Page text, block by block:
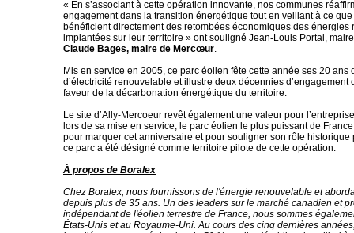
« En s’associant à cette opération innovante, nos communes
engagement dans la transition énergétique tout en veillant à ce
bénéficient directement des retombées économiques des énergies
implantées sur leur territoire » ont souligné Jean-Louis Portal,
Claude Bages, maire de Mercœur.
Mis en service en 2005, ce parc éolien fête cette année ses 20 ans
d’électricité renouvelable et illustre deux décennies d’engagement
faveur de la décarbonation énergétique du territoire.
Le site d’Ally-Mercoeur revêt également une valeur pour
lors de sa mise en service, le parc éolien le plus puissant de
pour marquer cet anniversaire et pour souligner son rôle historique
ce parc a été désigné comme territoire pilote de cette opération.
À propos de Boralex
Chez Boralex, nous fournissons de l'énergie renouvelable et
depuis plus de 35 ans. Un des leaders sur le marché canadien et
indépendant de l'éolien terrestre de France, nous sommes
États-Unis et au Royaume-Uni. Au cours des cinq dernières